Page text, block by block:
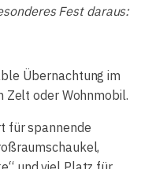
Fest daraus:
Übernachtung im
Zelt oder Wohnmobil.
für spannende